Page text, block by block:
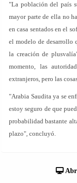
"La población del país
mayor parte de ella no
en casa sentados en el
el modelo de desarrollo
la creación de
momento, las
extranjeros, pero las
"Arabia Saudita ya se
estoy seguro de que
probabilidad bastante
plazo", concluyó.